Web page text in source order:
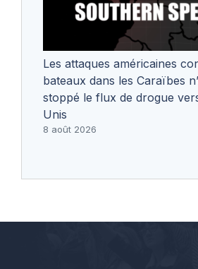
Les attaques américaines
bateaux dans les Caraïbes
stoppé le flux de drogue
Unis
8 août 2026